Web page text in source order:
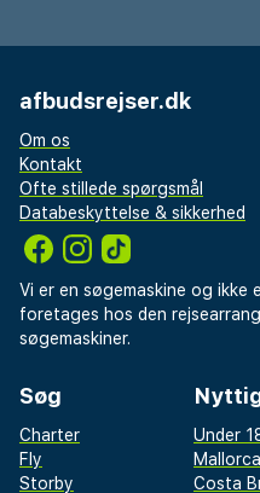
afbudsrejser.dk
Om os
Kontakt
Ofte stillede spørgsmål
Databeskyttelse & sikkerhed
Vi er en søgemaskine og ikke
foretages hos den
søgemaskiner.
Søg
Charter
Fly
Storby
Under
Mallorca
Costa